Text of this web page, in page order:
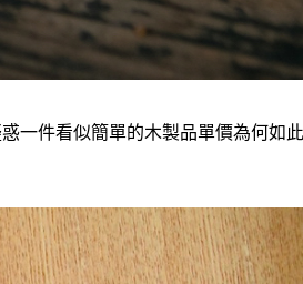
一件看似簡單的木製品單價為何如此